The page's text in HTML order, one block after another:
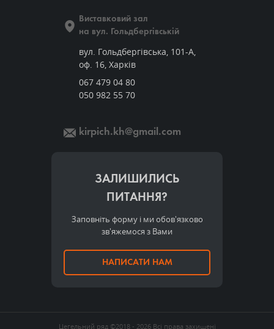
Виставковий зал
на вул. Гольдбергівській
вул. Гольдбергівська, 101-А,
оф. 16, Харків
067 479 04 80
050 982 55 70
kirpich.kh@gmail.com
ЗАЛИШИЛИСЬ
ПИТАННЯ?
Заповніть форму і ми обов'язково
зв'яжемося з Вами
НАПИСАТИ НАМ
Цегельний ряд ©2018 - 2026 Всі права захищені